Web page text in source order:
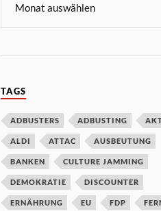
TAGS
ADBUSTERS ADBUSTING
ALDI ATTAC AUSBEUTUNG
BANKEN CULTURE JAMMING
DEMOKRATIE DISCOUNTER
ERNÄHRUNG EU FDP